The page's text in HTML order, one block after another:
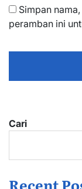
Simpan
peramban ini
Cari
Recent